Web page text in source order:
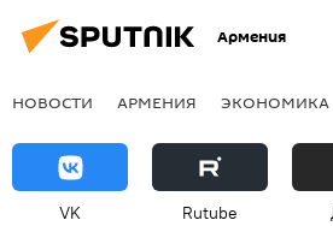
Армения
НОВОСТИ АРМЕНИЯ ЭКОНОМИКА
VK Rutube